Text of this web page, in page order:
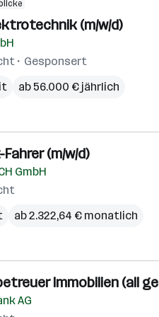
(m/w/d)
Gesponsert
ab 56.000 € jährlich
(m/w/d)
GmbH
ab 2.322,64 € monatlich
Immobilien (all
AG